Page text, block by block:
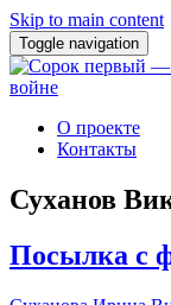
Skip to main content
Toggle navigation
О проекте
Контакты
Суханов
Посылка с